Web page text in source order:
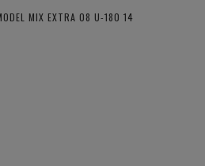
MIX EXTRA 08 U-180 14